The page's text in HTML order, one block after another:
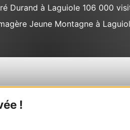
!
Durand à Laguiole 106 000
Jeune Montagne à
un séjour et qu’elles
femmes qui, par leurs
constitue aujourd’hui un